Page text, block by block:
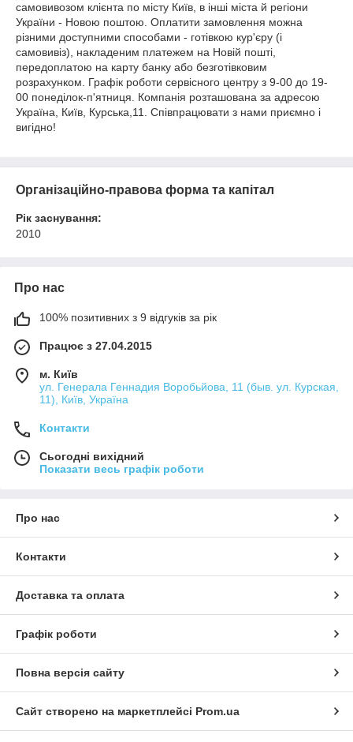
самовивозом клієнта по місту Київ, в інші міста й регіони
України - Новою поштою. Оплатити замовлення можна
різними доступними способами - готівкою кур'єру (і
самовивіз), накладеним платежем на Новій пошті,
передоплатою на карту банку або безготівковим
розрахунком. Графік роботи сервісного центру з 9-00 до 19-
00 понеділок-п'ятниця. Компанія розташована за адресою
Україна, Київ, Курська,11. Співпрацювати з нами приємно і
вигідно!
Організаційно-правова форма та капітал
Рік заснування:
2010
Про нас
100% позитивних з 9 відгуків за рік
Працює з 27.04.2015
м. Київ
ул. Генерала Геннадия Воробьйова, 11 (быв. ул. Курская,
11), Київ, Україна
Контакти
Сьогодні вихідний
Показати весь графік роботи
Про нас
Контакти
Доставка та оплата
Графік роботи
Повна версія сайту
Сайт створено на маркетплейсі Prom.ua